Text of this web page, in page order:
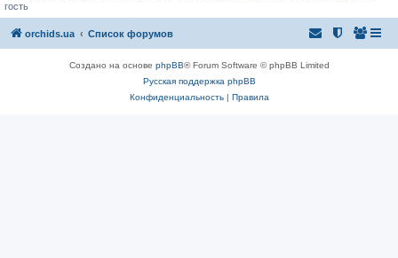
гость
orchids.ua Список форумов
Создано на основе phpBB® Forum Software © phpBB Limited
Русская поддержка phpBB
Конфиденциальность| Правила